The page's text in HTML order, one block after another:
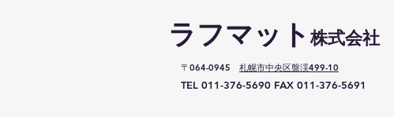
ラフマット​株式会社
〒064-0945 札幌市中央区盤渓499-10
TEL 011-376-5690 FAX 011-376-5691